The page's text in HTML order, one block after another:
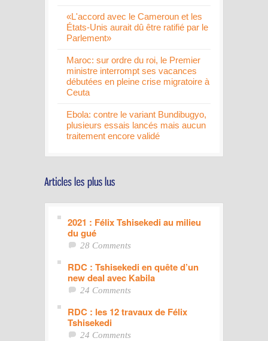
«L'accord avec le Cameroun et les
États-Unis aurait dû être ratifié par le
Parlement»
Maroc: sur ordre du roi, le Premier
ministre interrompt ses vacances
débutées en pleine crise migratoire à
Ceuta
Ebola: contre le variant Bundibugyo,
plusieurs essais lancés mais aucun
traitement encore validé
2021 : Félix Tshisekedi au milieu
du gué
28 Comments
RDC : Tshisekedi en quête d’un
new deal avec Kabila
24 Comments
RDC : les 12 travaux de Félix
Tshisekedi
24 Comments